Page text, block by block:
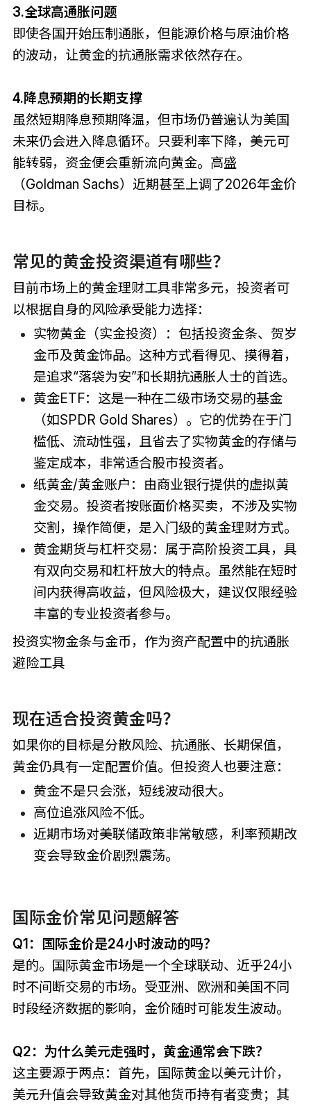
3.全球高通胀问题
即使各国开始压制通胀，但能源价格与原油价格
的波动，让黄金的抗通胀需求依然存在。
4.降息预期的长期支撑
虽然短期降息预期降温，但市场仍普遍认为美国
未来仍会进入降息循环。只要利率下降，美元可
能转弱，资金便会重新流向黄金。高盛
（Goldman Sachs）近期甚至上调了2026年金价
目标。
常见的黄金投资渠道有哪些？
目前市场上的黄金理财工具非常多元，投资者可
以根据自身的风险承受能力选择：
实物黄金（实金投资）：包括投资金条、贺岁
金币及黄金饰品。这种方式看得见、摸得着，
是追求“落袋为安”和长期抗通胀人士的首选。
黄金ETF：这是一种在二级市场交易的基金
（如SPDR Gold Shares）。它的优势在于门
槛低、流动性强，且省去了实物黄金的存储与
鉴定成本，非常适合股市投资者。
纸黄金/黄金账户：由商业银行提供的虚拟黄
金交易。投资者按账面价格买卖，不涉及实物
交割，操作简便，是入门级的黄金理财方式。
黄金期货与杠杆交易：属于高阶投资工具，具
有双向交易和杠杆放大的特点。虽然能在短时
间内获得高收益，但风险极大，建议仅限经验
丰富的专业投资者参与。
投资实物金条与金币，作为资产配置中的抗通胀
避险工具
现在适合投资黄金吗？
如果你的目标是分散风险、抗通胀、长期保值，
黄金仍具有一定配置价值。但投资人也要注意：
黄金不是只会涨，短线波动很大。
高位追涨风险不低。
近期市场对美联储政策非常敏感，利率预期改
变会导致金价剧烈震荡。
国际金价常见问题解答
Q1：国际金价是24小时波动的吗？
是的。国际黄金市场是一个全球联动、近乎24小
时不间断交易的市场。受亚洲、欧洲和美国不同
时段经济数据的影响，金价随时可能发生波动。
Q2：为什么美元走强时，黄金通常会下跌？
这主要源于两点：首先，国际黄金以美元计价，
美元升值会导致黄金对其他货币持有者变贵；其